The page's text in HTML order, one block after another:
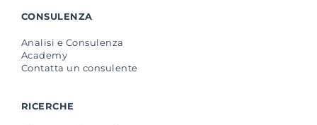
CONSULENZA
Analisi e Consulenza
Academy
Contatta un consulente
RICERCHE